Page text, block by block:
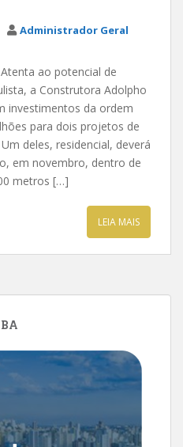
Administrador Geral
ao potencial de
a Construtora Adolpho
investimentos da ordem
para dois projetos de
deles, residencial, deverá
em novembro, dentro de
metros […]
LEIA MAIS